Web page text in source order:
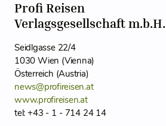
Profi Reisen
Verlagsgesellschaft m.b.H.
Seidlgasse 22/4
1030 Wien (Vienna)
Österreich (Austria)
news@profireisen.at
www.profireisen.at
tel: +43 - 1 - 714 24 14